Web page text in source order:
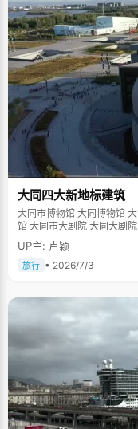
大同四大新地标建筑
大同市博物馆 大同博物馆 大同市美术馆 大同美术馆 大同市图书馆 大同图书
馆 大同市大剧院 大同大剧院
UP主: 卢颖
旅行 • 2026/7/3